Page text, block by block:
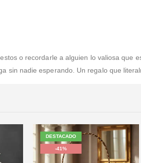
o recordarle a alguien lo valiosa que
sin nadie esperando. Un regalo que
DESTACADO
-41%